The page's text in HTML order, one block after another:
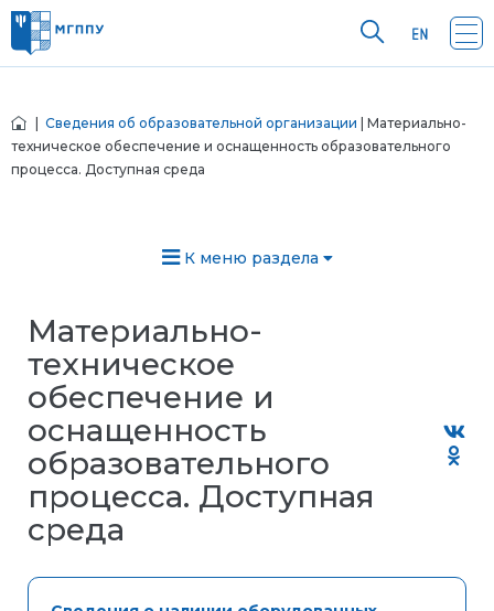
Сведения об образовательной организации | Материально-
техническое обеспечение и оснащенность образовательного
процесса. Доступная среда
К меню раздела
Материально-
техническое
обеспечение и
оснащенность
образовательного
процесса. Доступная
среда